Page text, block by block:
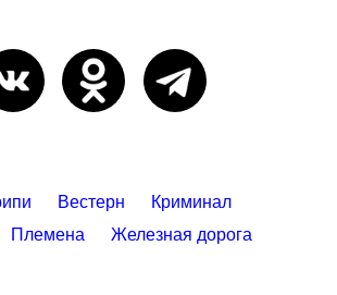
Вестерн
Криминал
Племена Железная дорога